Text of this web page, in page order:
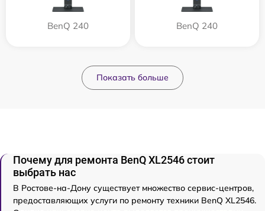
BenQ 240 BenQ 240
Показать больше
Почему для ремонта BenQ XL2546 стоит
выбрать нас
В Ростове-на-Дону существует множество сервис-центров,
предоставляющих услуги по ремонту техники BenQ XL2546.